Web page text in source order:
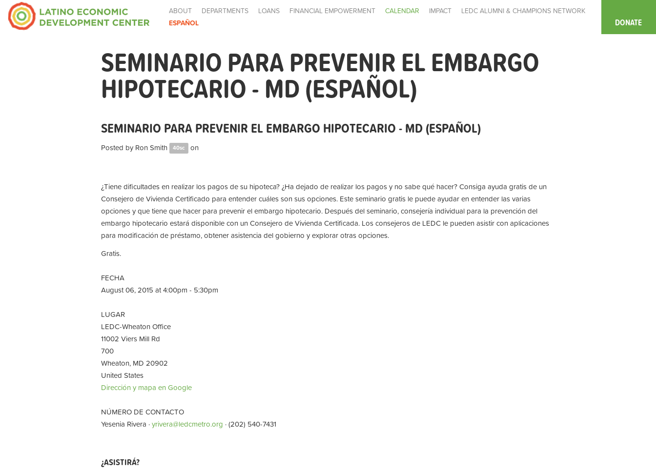
ABOUT DEPARTMENTS LOANS FINANCIAL EMPOWERMENT CALENDAR IMPACT
LEDC ALUMNI & CHAMPIONS NETWORK
ESPAÑOL
DONATE
SEMINARIO PARA PREVENIR EL EMBARGO
HIPOTECARIO - MD (ESPAÑOL)
SEMINARIO PARA PREVENIR EL EMBARGO HIPOTECARIO - MD (ESPAÑOL)
Posted by Ron Smith 40sc on
¿Tiene dificultades en realizar los pagos de su hipoteca? ¿Ha dejado de realizar los pagos y no sabe qué hacer? Consiga ayuda gratis de un
Consejero de Vivienda Certificado para entender cuáles son sus opciones. Este seminario gratis le puede ayudar en entender las varias
opciones y que tiene que hacer para prevenir el embargo hipotecario. Después del seminario, consejería individual para la prevención del
embargo hipotecario estará disponible con un Consejero de Vivienda Certificada. Los consejeros de LEDC le pueden asistir con aplicaciones
para modificación de préstamo, obtener asistencia del gobierno y explorar otras opciones.
Gratis.
FECHA
August 06, 2015 at 4:00pm - 5:30pm
LUGAR
LEDC-Wheaton Office
11002 Viers Mill Rd
700
Wheaton, MD 20902
United States
Dirección y mapa en Google
NÚMERO DE CONTACTO
Yesenia Rivera ·yrivera@ledcmetro.org · (202) 540-7431
¿ASISTIRÁ?